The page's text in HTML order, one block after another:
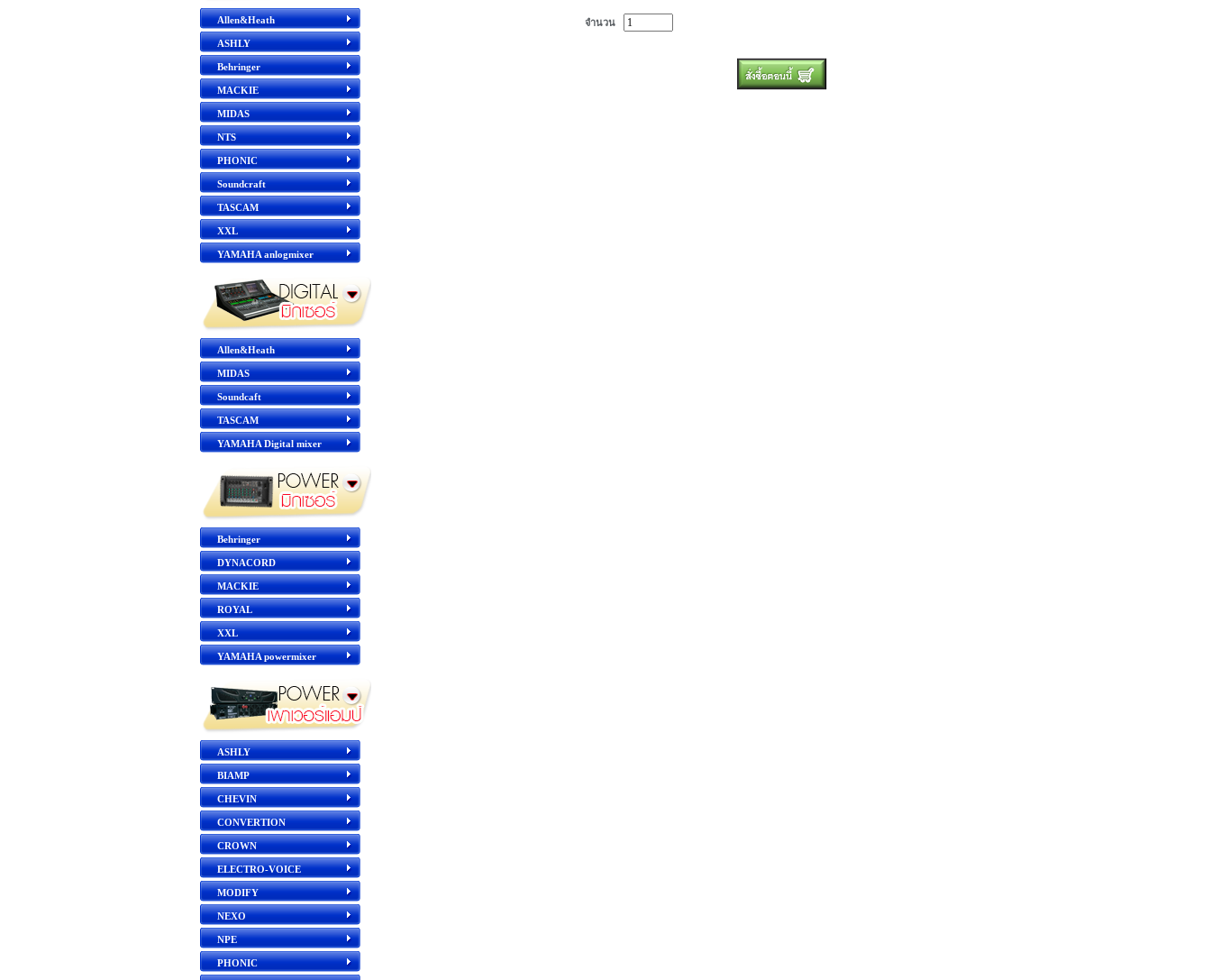
Allen&Heath
ASHLY
Behringer
MACKIE
MIDAS
NTS
PHONIC
Soundcraft
TASCAM
XXL
YAMAHA anlogmixer
Allen&Heath
MIDAS
Soundcaft
TASCAM
YAMAHA Digital mixer
Behringer
DYNACORD
MACKIE
ROYAL
XXL
YAMAHA powermixer
ASHLY
BIAMP
CHEVIN
CONVERTION
CROWN
ELECTRO-VOICE
MODIFY
NEXO
NPE
PHONIC
จำนวน